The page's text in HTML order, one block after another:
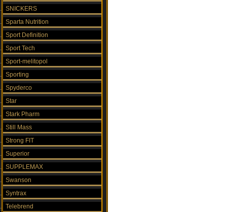
SNICKERS
Sparta Nutrition
Sport Definition
Sport Tech
Sport-melitopol
Sporting
Spyderco
Star
Stark Pharm
Still Mass
Strong FIT
Superior
SUPPLEMAX
Swanson
Syntrax
Telebrend